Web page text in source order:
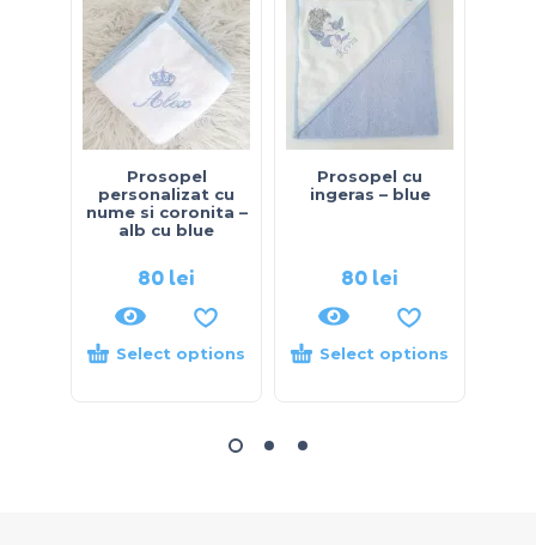
Prosopel
personalizat cu
nume si coronita –
alb cu blue
80 lei
Select options
Prosopel cu
ingeras – blue
80 lei
Select options